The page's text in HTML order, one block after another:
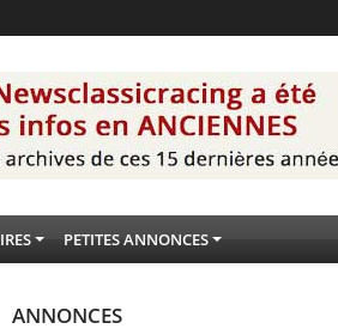
PETITES ANNONCES
ANNONCES